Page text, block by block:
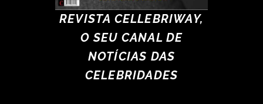
REVISTA CELLEBRIWAY,
O SEU CANAL DE
NOTÍCIAS DAS
CELEBRIDADES